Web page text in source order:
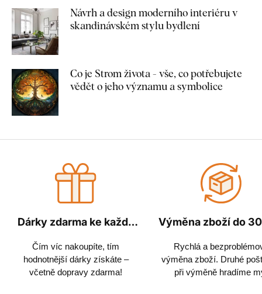
Návrh a design moderního interiéru v
skandinávském stylu bydlení
Co je Strom života - vše, co potřebujete
vědět o jeho významu a symbolice
Dárky zdarma ke každé
Čím víc nakoupíte, tím
hodnotnější dárky získáte –
včetně dopravy zdarma!
Výměna zboží do
Rychlá a
výměna zboží. Druhé
při výměně hradíme